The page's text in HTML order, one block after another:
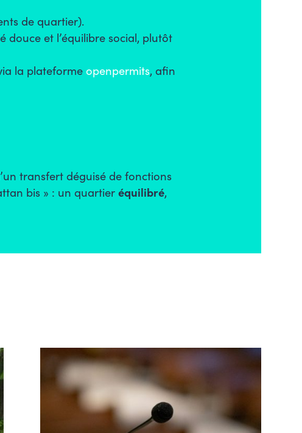
de quartier).
douce et l’équilibre social, plutôt
la plateformeopenpermits, afin
transfert déguisé de fonctions
bis » : un quartieréquilibré,